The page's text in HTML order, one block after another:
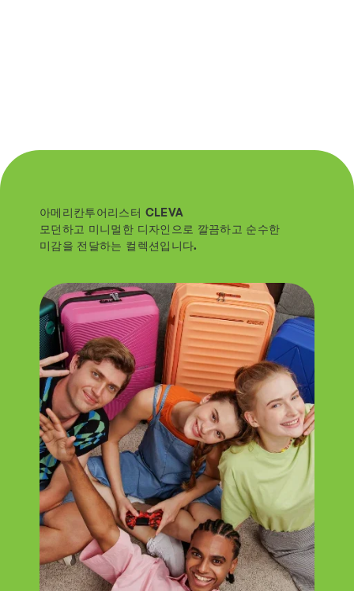
아메리칸투어리스터 CLEVA
모던하고 미니멀한 디자인으로 깔끔하고 순수한
미감을 전달하는 컬렉션입니다.